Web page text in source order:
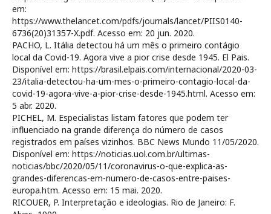
em:
https://www.thelancet.com/pdfs/journals/lancet/PIIS0140-
6736(20)31357-X.pdf. Acesso em: 20 jun. 2020.
PACHO, L. Itália detectou há um mês o primeiro contágio
local da Covid-19. Agora vive a pior crise desde 1945. El Pais.
Disponível em: https://brasil.elpais.com/internacional/2020-03-
23/italia-detectou-ha-um-mes-o-primeiro-contagio-local-da-
covid-19-agora-vive-a-pior-crise-desde-1945.html. Acesso em:
5 abr. 2020.
PICHEL, M. Especialistas listam fatores que podem ter
influenciado na grande diferença do número de casos
registrados em países vizinhos. BBC News Mundo 11/05/2020.
Disponível em: https://noticias.uol.com.br/ultimas-
noticias/bbc/2020/05/11/coronavirus-o-que-explica-as-
grandes-diferencas-em-numero-de-casos-entre-paises-
europa.htm. Acesso em: 15 mai. 2020.
RICOUER, P. Interpretação e ideologias. Rio de Janeiro: F.